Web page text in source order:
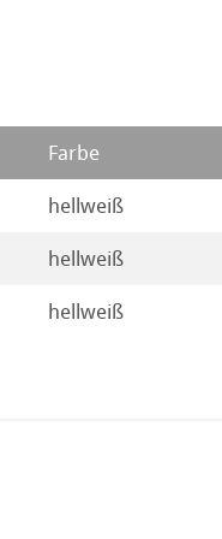
Farbe
hellweiß
hellweiß
hellweiß